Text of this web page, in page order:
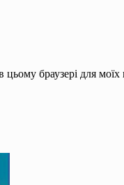
цьому браузері для